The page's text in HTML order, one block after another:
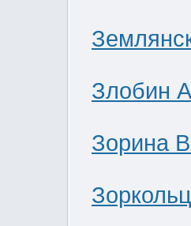
Злобин
Зорина